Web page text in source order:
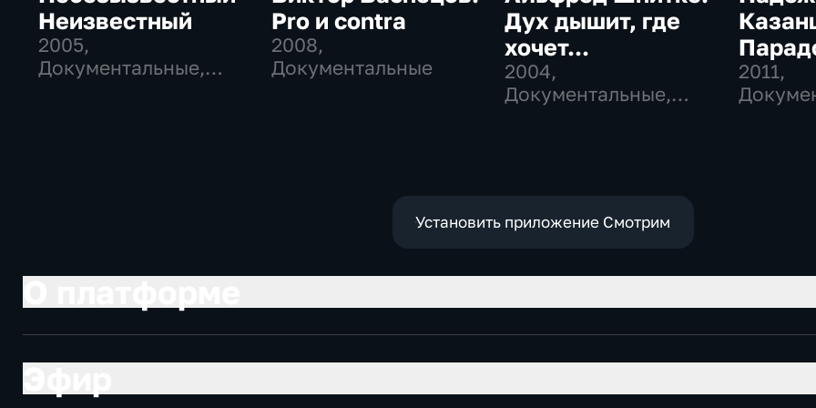
Неизвестный
2005,
Документальные,
Pro и contra
2008,
Документальные
Дух дышит, где
хочет...
2004,
Документальные,
судьбы
2011,
Установить приложение Смотрим